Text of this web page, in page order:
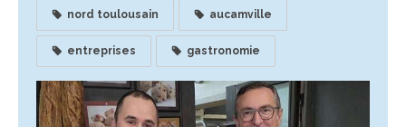
nord toulousain aucamville
entreprises gastronomie